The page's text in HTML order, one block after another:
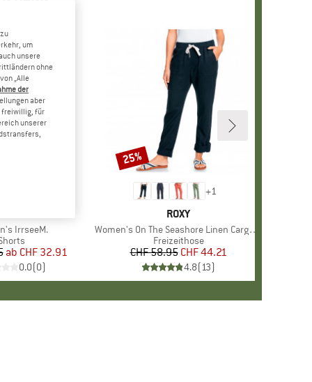
IrrseeM.
Preis
reduzierter Preis
ab CHF 32.91
0.0(0)
+1
MARKE
ROXY
Artikel
Women's On The Seashore Linen Cargo Trousers
Produktgruppe
Freizeithose
Preis
CHF 58.95reduzierter Preis
CHF 44.21
4.8(13)
Rabatt
25%
um
unsere
ohne
„Alle
der
aber
freiwillig, für
unserer